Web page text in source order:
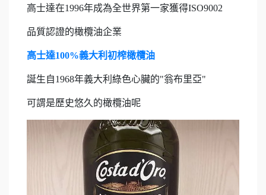
高士達在1996年成為全世界第一家獲得ISO9002
品質認證的橄欖油企業
高士達100%義大利初榨橄欖油
誕生自1968年義大利綠色心臟的"翁布里亞"
可謂是歷史悠久的橄欖油呢